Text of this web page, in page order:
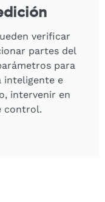
verificar
partes del
para
inteligente e
intervenir en
control.